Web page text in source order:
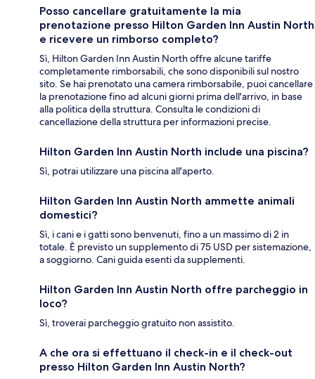
Posso cancellare gratuitamente la mia
prenotazione presso Hilton Garden Inn Austin North
e ricevere un rimborso completo?
Sì, Hilton Garden Inn Austin North offre alcune tariffe
completamente rimborsabili, che sono disponibili sul nostro
sito. Se hai prenotato una camera rimborsabile, puoi cancellare
la prenotazione fino ad alcuni giorni prima dell'arrivo, in base
alla politica della struttura. Consulta le condizioni di
cancellazione della struttura per informazioni precise.
Hilton Garden Inn Austin North include una piscina?
Sì, potrai utilizzare una piscina all'aperto.
Hilton Garden Inn Austin North ammette animali
domestici?
Sì, i cani e i gatti sono benvenuti, fino a un massimo di 2 in
totale. È previsto un supplemento di 75 USD per sistemazione,
a soggiorno. Cani guida esenti da supplementi.
Hilton Garden Inn Austin North offre parcheggio in
loco?
Sì, troverai parcheggio gratuito non assistito.
A che ora si effettuano il check-in e il check-out
presso Hilton Garden Inn Austin North?